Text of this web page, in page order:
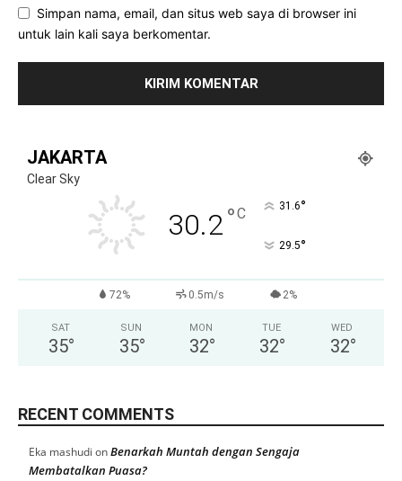
Simpan nama, email, dan situs web saya di browser ini
untuk lain kali saya berkomentar.
JAKARTA
Clear Sky
30.2°C 31.6°
29.5°
72% 0.5m/s 2%
SAT
35°
SUN
35°
MON
32°
TUE
32°
WED
32°
RECENT COMMENTS
Eka mashudi onBenarkah Muntah dengan Sengaja
Membatalkan Puasa?